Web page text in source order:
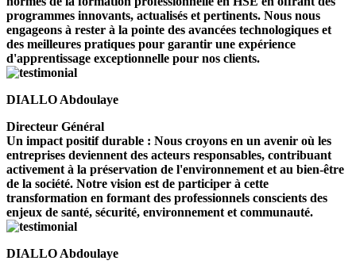
programmes innovants, actualisés et pertinents. Nous nous
engageons à rester à la pointe des avancées technologiques et
des meilleures pratiques pour garantir une expérience
d'apprentissage exceptionnelle pour nos clients.
DIALLO Abdoulaye
Directeur Général
Un impact positif durable : Nous croyons en un avenir où les
entreprises deviennent des acteurs responsables, contribuant
activement à la préservation de l'environnement et au bien-être
de la société. Notre vision est de participer à cette
transformation en formant des professionnels conscients des
enjeux de santé, sécurité, environnement et communauté.
DIALLO Abdoulaye